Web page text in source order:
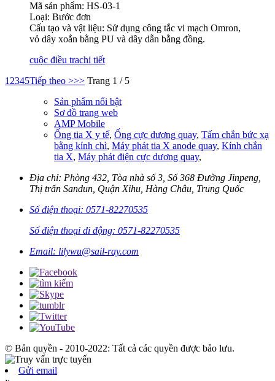
Mã sản phẩm: HS-03-1
Loại: Bước đơn
Cấu tạo và vật liệu: Sử dụng công tắc vi mạch Omron,
vỏ dây xoắn bằng PU và dây dẫn bằng đồng.
cuộc điều trachi tiết
1 2345Tiếp theo >>> Trang 1 / 5
Sản phẩm nổi bật
Sơ đồ trang web
AMP Mobile
Ống tia X y tế, Ống cực dương quay, Tấm chắn bức xạ
bằng kính chì, Máy phát tia X anode quay, Kính chắn
tia X, Máy phát điện cực dương quay,
Địa chỉ: Phòng 432, Tòa nhà số 3, Số 368 Đường Jinpeng,
Thị trấn Sandun, Quận Xihu, Hàng Châu, Trung Quốc
Số điện thoại: 0571-82270535
Số điện thoại di động: 0571-82270535
Email: lilywu@sail-ray.com
© Bản quyền - 2010-2022: Tất cả các quyền được bảo lưu.
Gửi email